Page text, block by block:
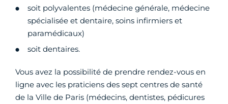
soit polyvalentes (médecine générale, médecine
spécialisée et dentaire, soins infirmiers et
paramédicaux)
soit dentaires.
Vous avez la possibilité de prendre rendez-vous en
ligne avec les praticiens des sept centres de santé
de la Ville de Paris (médecins, dentistes, pédicures